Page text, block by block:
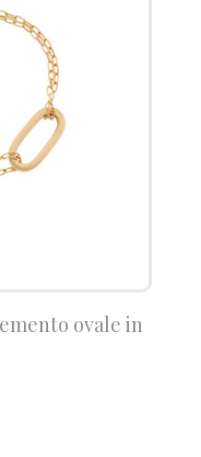
ovale in